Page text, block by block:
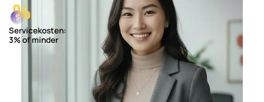
Servicekosten:
3% of minder